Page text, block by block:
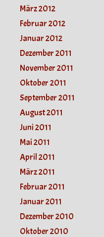
März 2012
Februar 2012
Januar 2012
Dezember 2011
November 2011
Oktober 2011
September 2011
August 2011
Juni 2011
Mai 2011
April 2011
März 2011
Februar 2011
Januar 2011
Dezember 2010
Oktober 2010